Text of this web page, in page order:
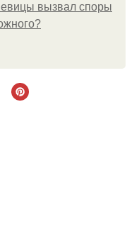
вызвал споры